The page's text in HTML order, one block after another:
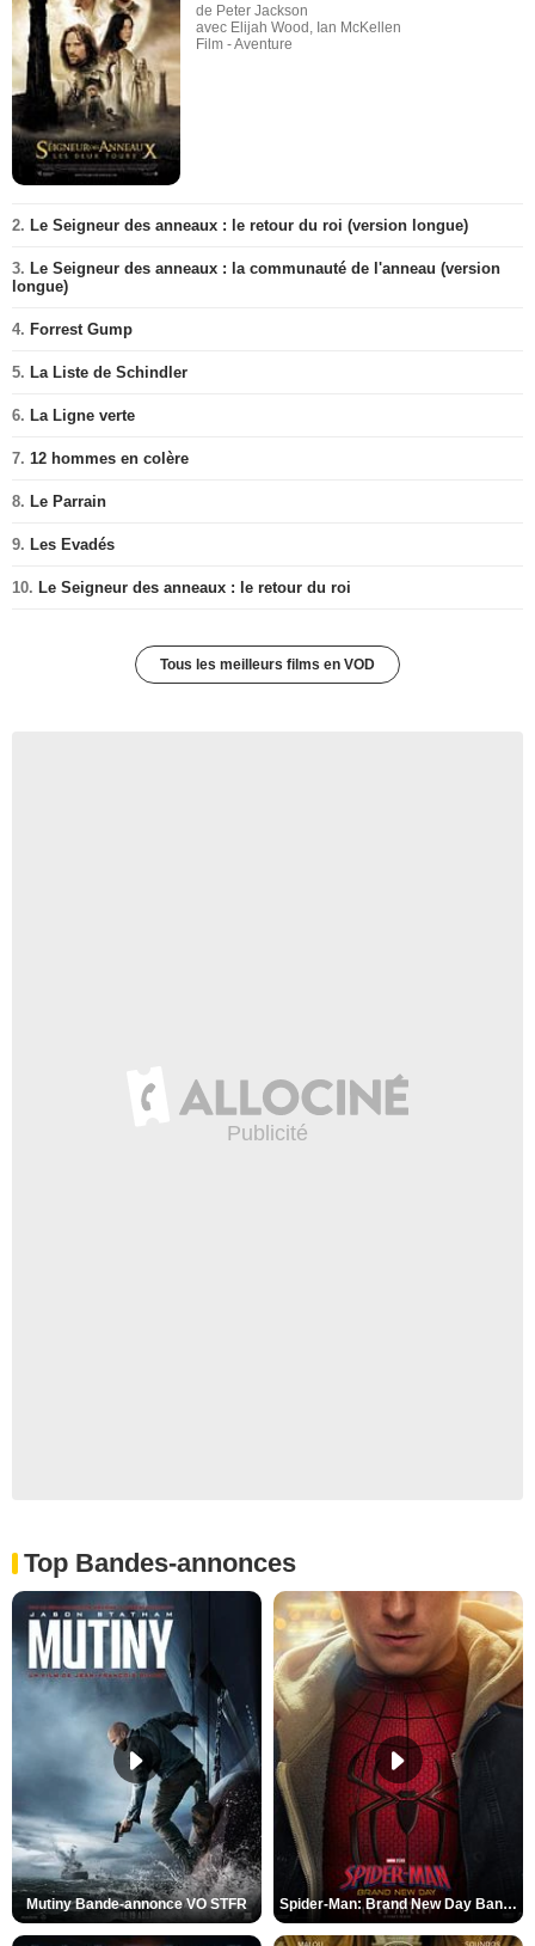
de Peter Jackson
avec Elijah Wood, Ian McKellen
Film - Aventure
2. Le Seigneur des anneaux : le retour du roi (version longue)
3. Le Seigneur des anneaux : la communauté de l'anneau (version
longue)
4. Forrest Gump
5. La Liste de Schindler
6. La Ligne verte
7. 12 hommes en colère
8. Le Parrain
9. Les Evadés
10. Le Seigneur des anneaux : le retour du roi
Tous les meilleurs films en VOD
Top Bandes-annonces
Mutiny Bande-annonce VO STFR Spider-Man: Brand New Day Bande-annonce VO STFR